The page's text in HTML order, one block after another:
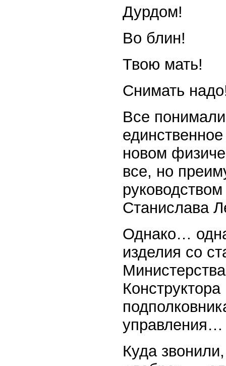
Дурдом!
Во блин!
Твою мать!
Снимать
Все
новом
все, но
Станислава
Однако…
изделия со
управления…
Куда